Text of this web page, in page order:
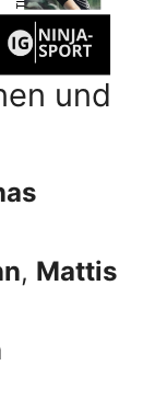
und
, Mattis